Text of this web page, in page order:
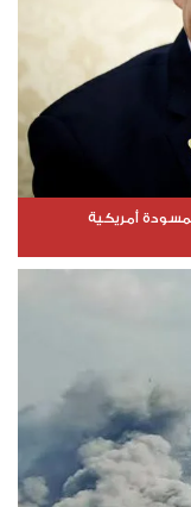
أمريكية